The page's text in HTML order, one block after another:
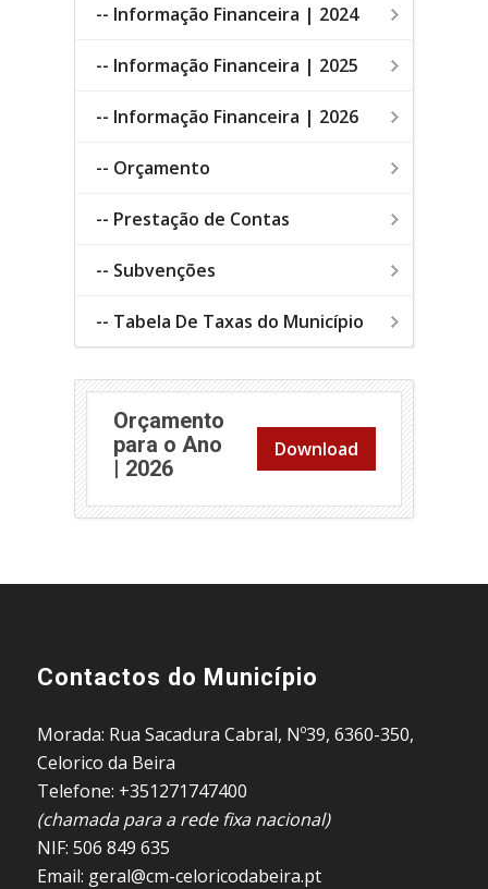
-- Informação Financeira | 2024
-- Informação Financeira | 2025
-- Informação Financeira | 2026
-- Orçamento
-- Prestação de Contas
-- Subvenções
-- Tabela De Taxas do Município
Orçamento
para o Ano
| 2026(abre em nova janela)
Download
Contactos do Município
Morada: Rua Sacadura Cabral, Nº39, 6360-350,
Celorico da Beira
Telefone: +351271747400
(chamada para a rede fixa nacional)
NIF: 506 849 635
Email: geral@cm-celoricodabeira.pt